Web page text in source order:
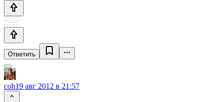
Ответить
coh19 авг 2012 в 21:57